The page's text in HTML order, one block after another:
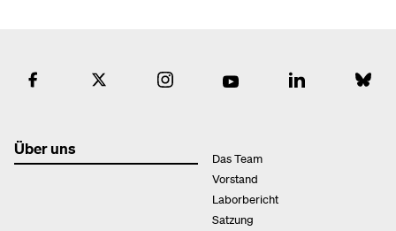
Über uns
Das Team
Vorstand
Laborbericht
Satzung